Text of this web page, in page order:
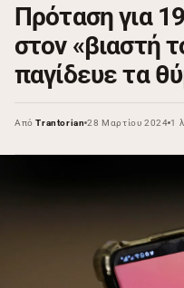
Πρόταση για
στον «βιαστή
παγίδευε τα
ΑπόTrantorian 28 Μαρτίου 2024 1